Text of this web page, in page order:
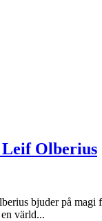
Olberius
bjuder på magi
värld...